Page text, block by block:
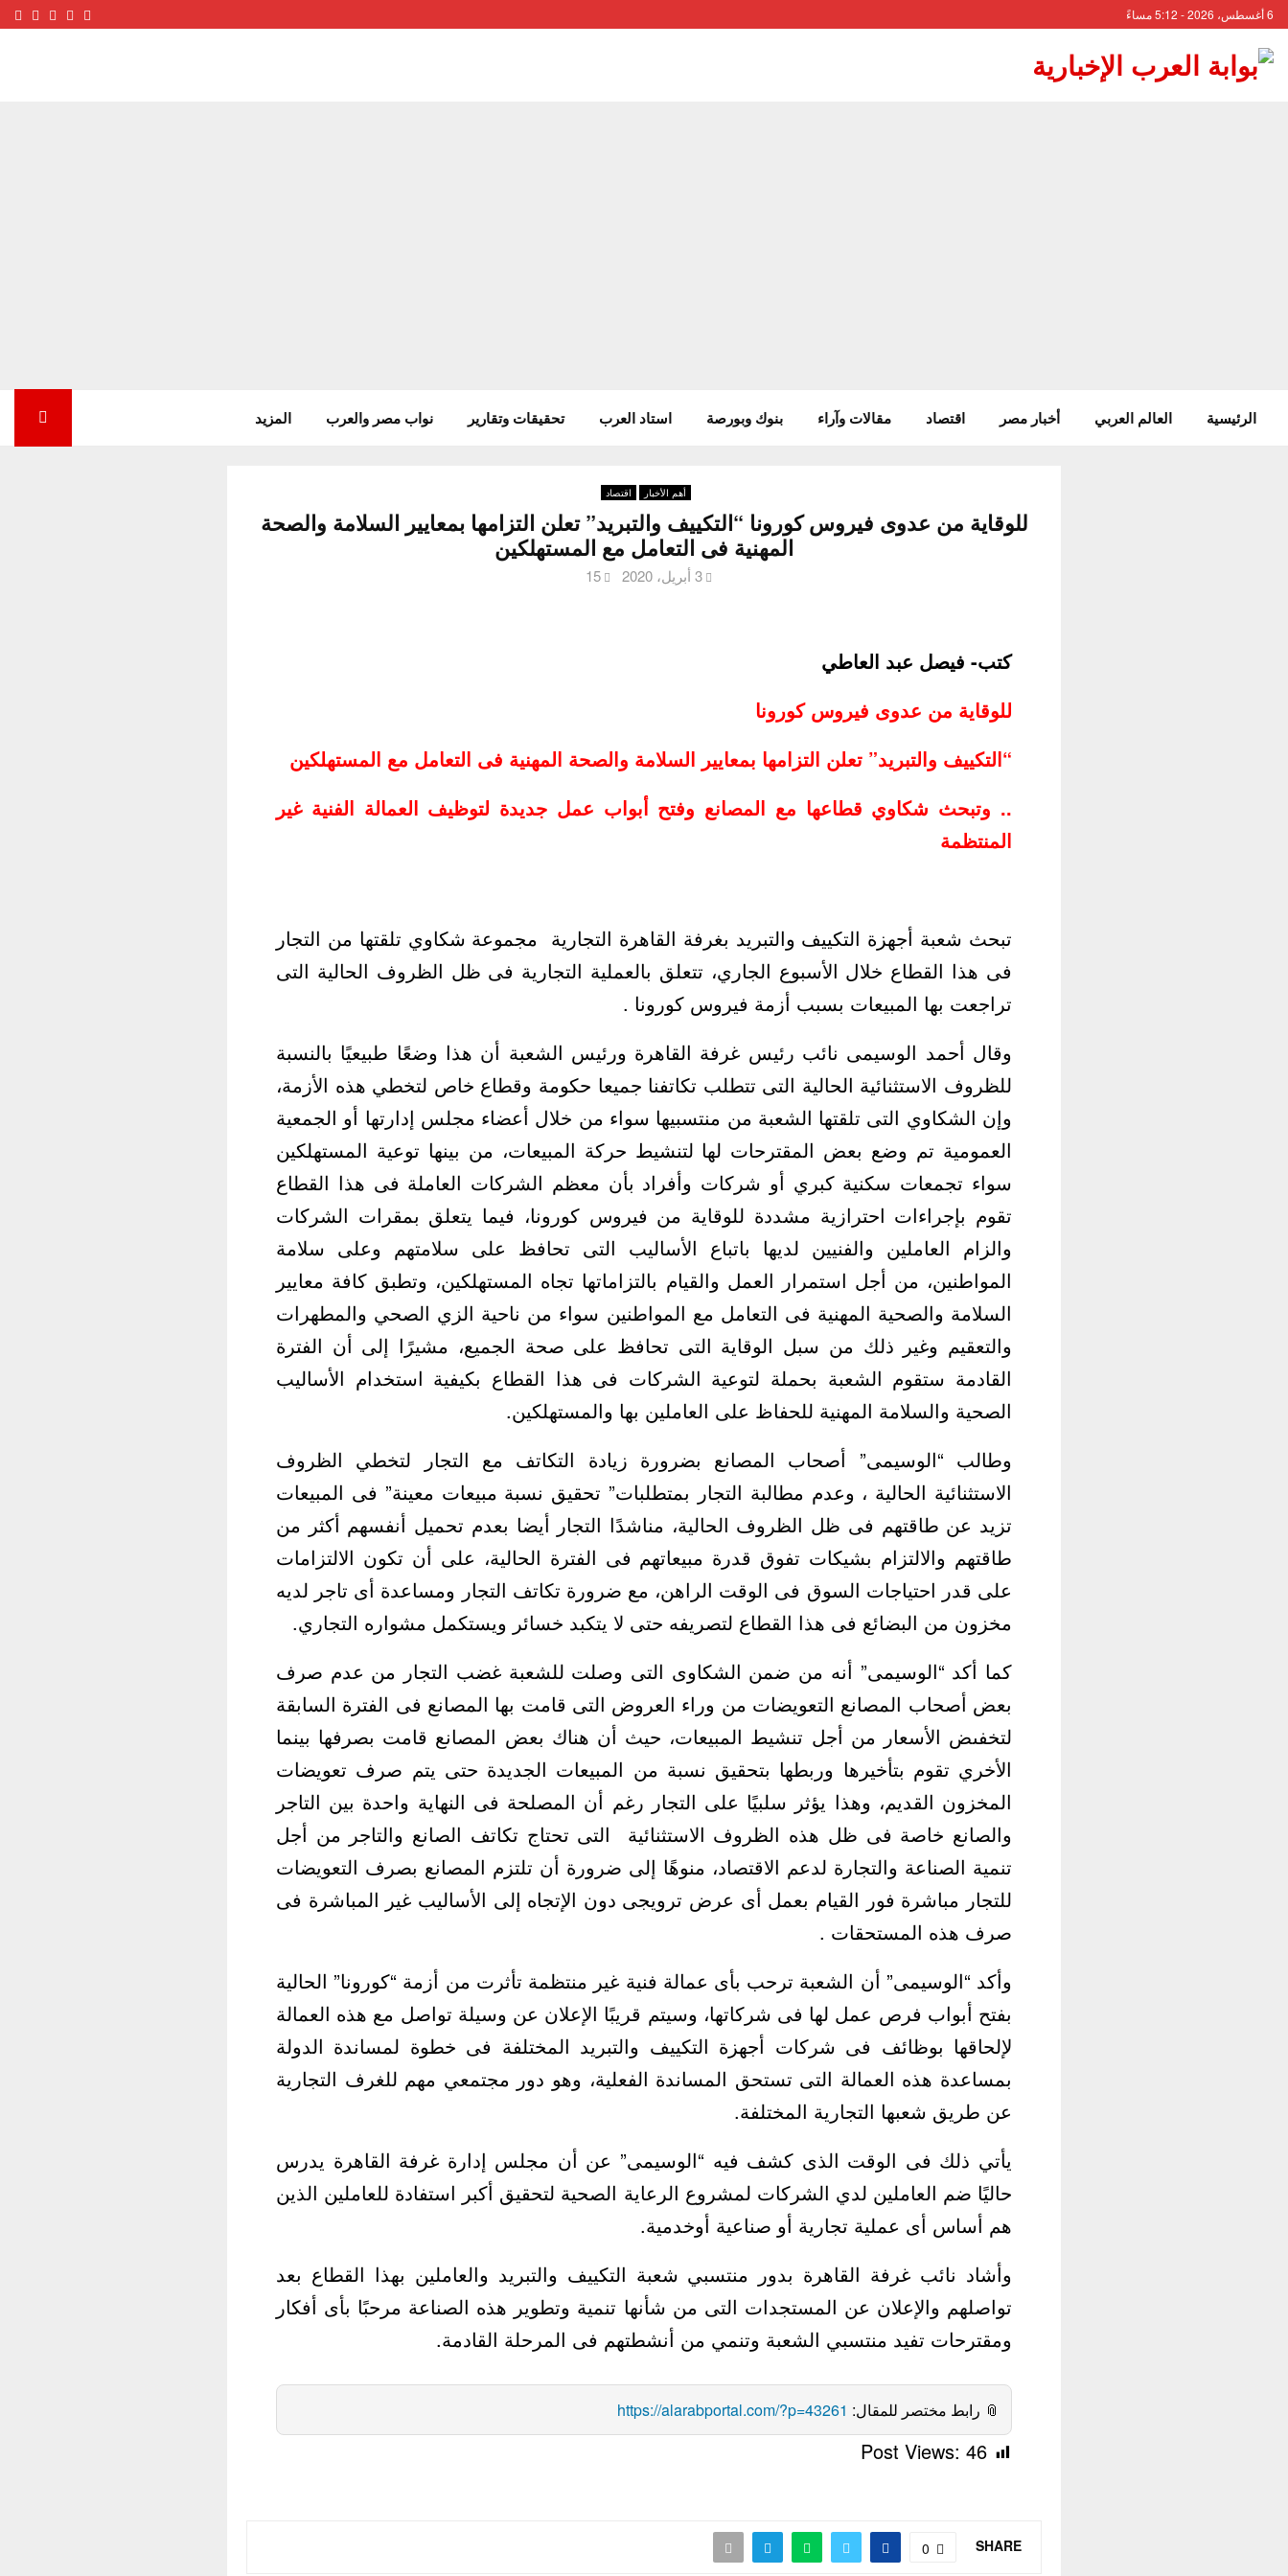
6 أغسطس، 2026 - 5:12 مساءً Facebook
Twitter
الرئيسية العالم العربي أخبار مصر اقتصاد مقالات وآراء بنوك وبورصة استاد العرب تحقيقات وتقارير نواب مصر والعرب المزيد
أهم الأخبار اقتصاد
للوقاية من عدوى فيروس كورونا “التكييف والتبريد” تعلن التزامها بمعايير السلامة والصحة
المهنية فى التعامل مع المستهلكين
3 أبريل، 2020 15
كتب- فيصل عبد العاطي
للوقاية من عدوى فيروس كورونا
“التكييف والتبريد” تعلن التزامها بمعايير السلامة والصحة المهنية فى التعامل مع المستهلكين
.. وتبحث شكاوي قطاعها مع المصانع وفتح أبواب عمل جديدة لتوظيف العمالة الفنية غير
المنتظمة
تبحث شعبة أجهزة التكييف والتبريد بغرفة القاهرة التجارية مجموعة شكاوي تلقتها من التجار
فى هذا القطاع خلال الأسبوع الجاري، تتعلق بالعملية التجارية فى ظل الظروف الحالية التى
تراجعت بها المبيعات بسبب أزمة فيروس كورونا .
وقال أحمد الوسيمى نائب رئيس غرفة القاهرة ورئيس الشعبة أن هذا وضعًا طبيعيًا بالنسبة
للظروف الاستثنائية الحالية التى تتطلب تكاتفنا جميعا حكومة وقطاع خاص لتخطي هذه الأزمة،
وإن الشكاوي التى تلقتها الشعبة من منتسبيها سواء من خلال أعضاء مجلس إدارتها أو الجمعية
العمومية تم وضع بعض المقترحات لها لتنشيط حركة المبيعات، من بينها توعية المستهلكين
سواء تجمعات سكنية كبري أو شركات وأفراد بأن معظم الشركات العاملة فى هذا القطاع
تقوم بإجراءات احترازية مشددة للوقاية من فيروس كورونا، فيما يتعلق بمقرات الشركات
والزام العاملين والفنيين لديها باتباع الأساليب التى تحافظ على سلامتهم وعلى سلامة
المواطنين، من أجل استمرار العمل والقيام بالتزاماتها تجاه المستهلكين، وتطبق كافة معايير
السلامة والصحية المهنية فى التعامل مع المواطنين سواء من ناحية الزي الصحي والمطهرات
والتعقيم وغير ذلك من سبل الوقاية التى تحافظ على صحة الجميع، مشيرًا إلى أن الفترة
القادمة ستقوم الشعبة بحملة لتوعية الشركات فى هذا القطاع بكيفية استخدام الأساليب
الصحية والسلامة المهنية للحفاظ على العاملين بها والمستهلكين.
وطالب “الوسيمى” أصحاب المصانع بضرورة زيادة التكاتف مع التجار لتخطي الظروف
الاستثنائية الحالية ، وعدم مطالبة التجار بمتطلبات” تحقيق نسبة مبيعات معينة” فى المبيعات
تزيد عن طاقتهم فى ظل الظروف الحالية، مناشدًا التجار أيضا بعدم تحميل أنفسهم أكثر من
طاقتهم والالتزام بشيكات تفوق قدرة مبيعاتهم فى الفترة الحالية، على أن تكون الالتزامات
على قدر احتياجات السوق فى الوقت الراهن، مع ضرورة تكاتف التجار ومساعدة أى تاجر لديه
مخزون من البضائع فى هذا القطاع لتصريفه حتى لا يتكبد خسائر ويستكمل مشواره التجاري.
كما أكد “الوسيمى” أنه من ضمن الشكاوى التى وصلت للشعبة غضب التجار من عدم صرف
بعض أصحاب المصانع التعويضات من وراء العروض التى قامت بها المصانع فى الفترة السابقة
لتخفىض الأسعار من أجل تنشيط المبيعات، حيث أن هناك بعض المصانع قامت بصرفها بينما
الأخري تقوم بتأخيرها وربطها بتحقيق نسبة من المبيعات الجديدة حتى يتم صرف تعويضات
المخزون القديم، وهذا يؤثر سلبيًا على التجار رغم أن المصلحة فى النهاية واحدة بين التاجر
والصانع خاصة فى ظل هذه الظروف الاستثنائية التى تحتاج تكاتف الصانع والتاجر من أجل
تنمية الصناعة والتجارة لدعم الاقتصاد، منوهًا إلى ضرورة أن تلتزم المصانع بصرف التعويضات
للتجار مباشرة فور القيام بعمل أى عرض ترويجى دون الإتجاه إلى الأساليب غير المباشرة فى
صرف هذه المستحقات .
وأكد “الوسيمى” أن الشعبة ترحب بأى عمالة فنية غير منتظمة تأثرت من أزمة “كورونا” الحالية
بفتح أبواب فرص عمل لها فى شركاتها، وسيتم قريبًا الإعلان عن وسيلة تواصل مع هذه العمالة
لإلحاقها بوظائف فى شركات أجهزة التكييف والتبريد المختلفة فى خطوة لمساندة الدولة
بمساعدة هذه العمالة التى تستحق المساندة الفعلية، وهو دور مجتمعي مهم للغرف التجارية
عن طريق شعبها التجارية المختلفة.
يأتي ذلك فى الوقت الذى كشف فيه “الوسيمى” عن أن مجلس إدارة غرفة القاهرة يدرس
حاليًا ضم العاملين لدي الشركات لمشروع الرعاية الصحية لتحقيق أكبر استفادة للعاملين الذين
هم أساس أى عملية تجارية أو صناعية أوخدمية.
وأشاد نائب غرفة القاهرة بدور منتسبي شعبة التكييف والتبريد والعاملين بهذا القطاع بعد
تواصلهم والإعلان عن المستجدات التى من شأنها تنمية وتطوير هذه الصناعة مرحبًا بأى أفكار
ومقترحات تفيد منتسبي الشعبة وتنمي من أنشطتهم فى المرحلة القادمة.
📎 رابط مختصر للمقال: https://alarabportal.com/?p=43261
Post Views: 46
SHARE
0